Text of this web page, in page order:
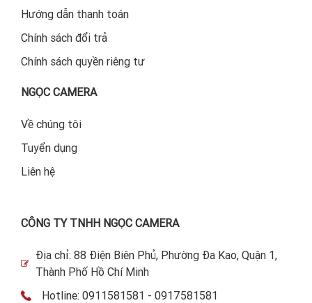
Hướng dẫn thanh toán
Chính sách đổi trả
Chính sách quyền riêng tư
NGỌC CAMERA
Về chúng tôi
Tuyển dụng
Liên hệ
CÔNG TY TNHH NGỌC CAMERA
Địa chỉ: 88 Điện Biên Phủ, Phường Đa Kao, Quận 1,
Thành Phố Hồ Chí Minh
Hotline: 0911581581 - 0917581581